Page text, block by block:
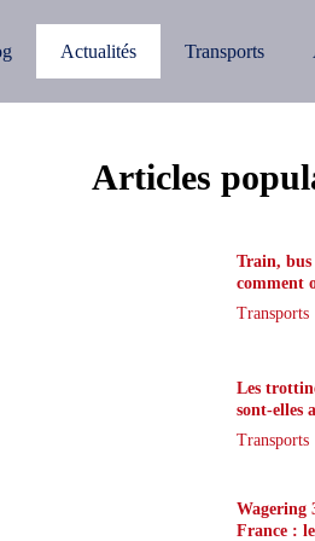
Actualités Transports
Articles
Train,
comment
l’itinéraire
Transports
Les
sont-elles
métro ?
Transports
Wagering
France :